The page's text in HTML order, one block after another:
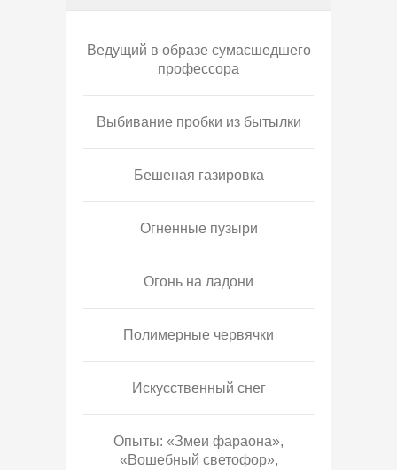
Ведущий в образе сумасшедшего
профессора
Выбивание пробки из бытылки
Бешеная газировка
Огненные пузыри
Огонь на ладони
Полимерные червячки
Искусственный снег
Опыты: «Змеи фараона»,
«Вошебный светофор»,